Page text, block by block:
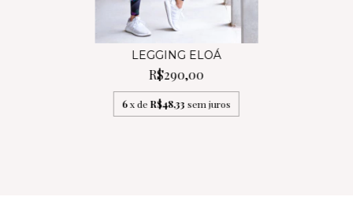
LEGGING ELOÁ
R$290,00
6x de R$48,33 sem juros